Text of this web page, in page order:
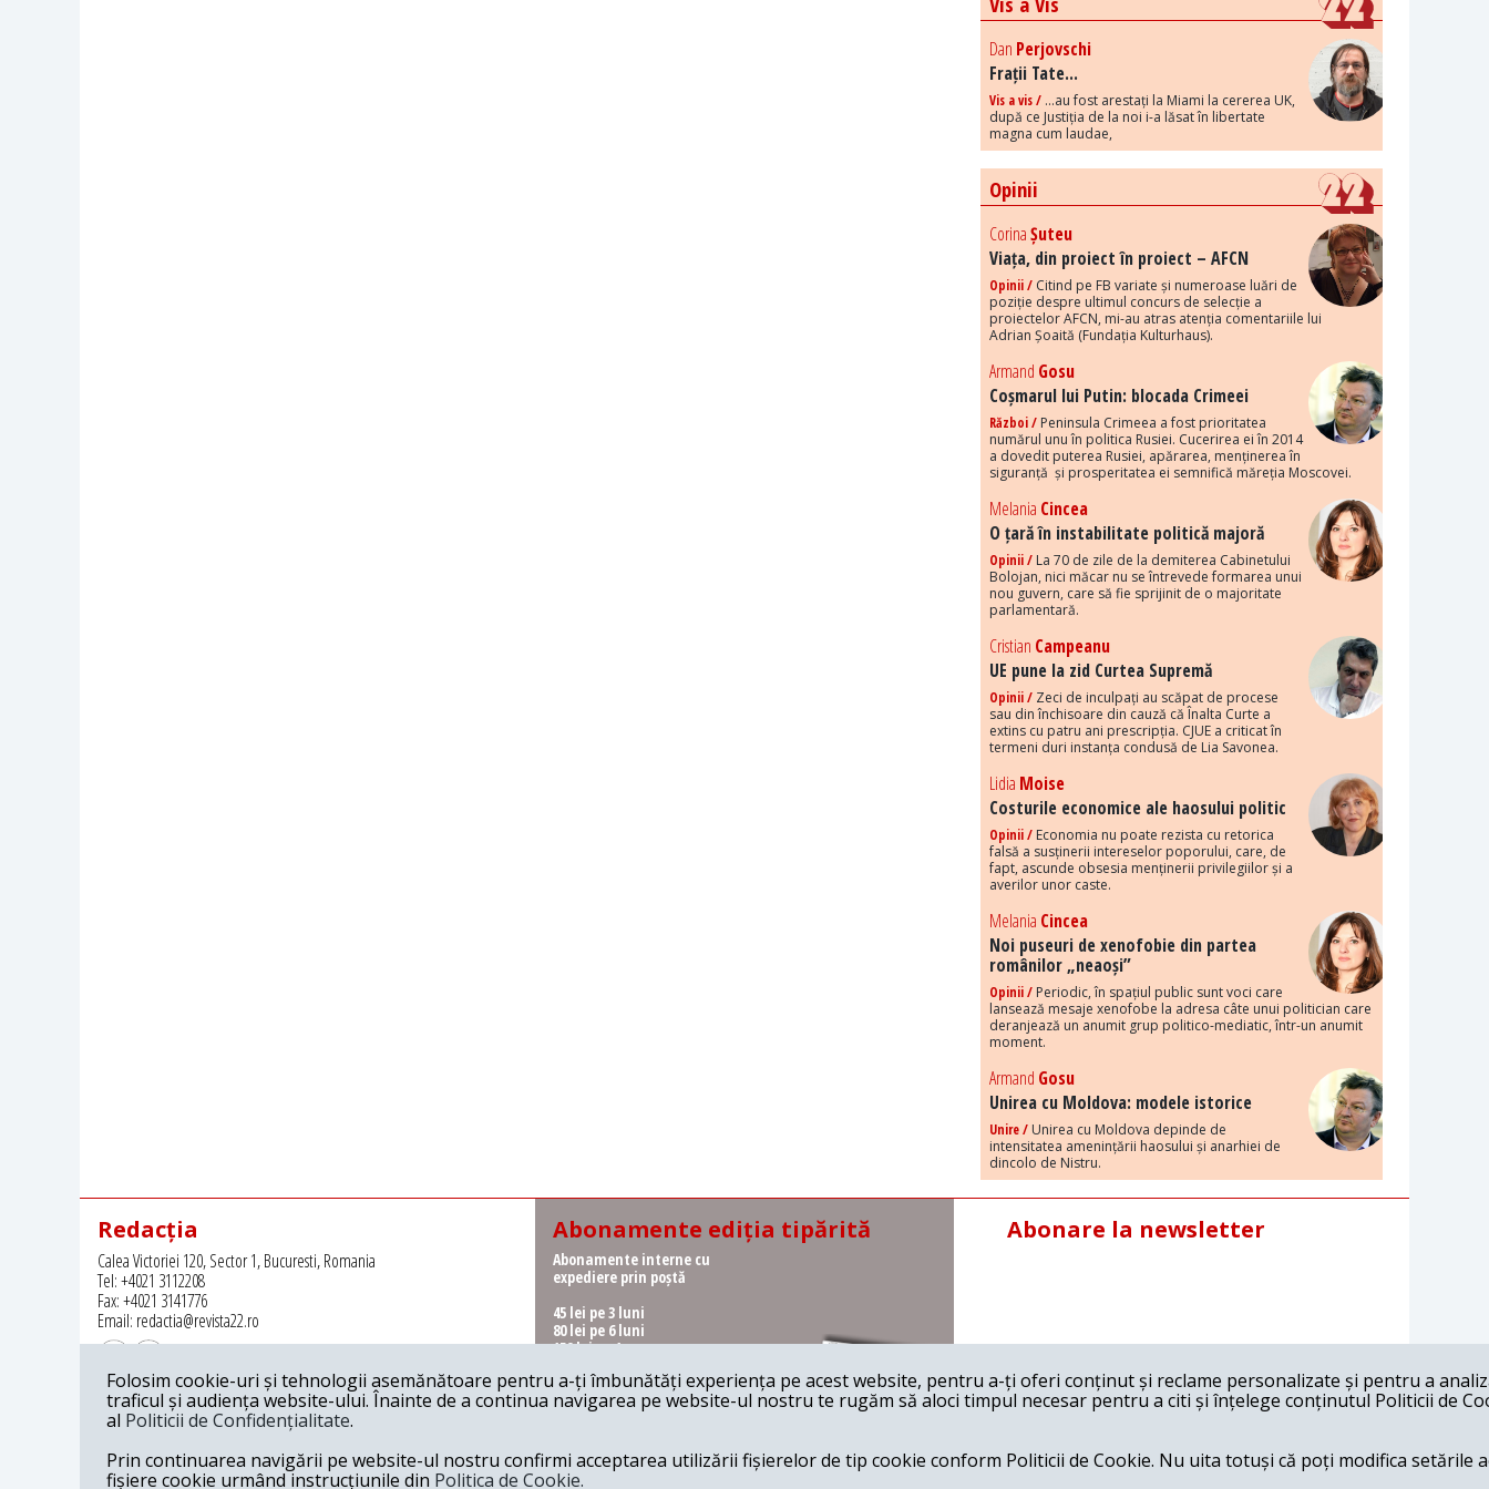
Dan Perjovschi
Frații Tate...
Vis a vis / ...au fost arestați la Miami la cererea UK,
după ce Justiția de la noi i-a lăsat în libertate
magna cum laudae,
Opinii
CorinaȘuteu
Viața, din proiect în proiect – AFCN
Opinii / Citind pe FB variate și numeroase luări de
poziție despre ultimul concurs de selecție a
proiectelor AFCN, mi-au atras atenția comentariile lui
Adrian Șoaită (Fundația Kulturhaus).
Armand Gosu
Coșmarul lui Putin: blocada Crimeei
Război / Peninsula Crimeea a fost prioritatea
numărul unu în politica Rusiei. Cucerirea ei în 2014
a dovedit puterea Rusiei, apărarea, menținerea în
siguranță și prosperitatea ei semnifică măreția Moscovei.
Melania Cincea
O țară în instabilitate politică majoră
Opinii / La 70 de zile de la demiterea Cabinetului
Bolojan, nici măcar nu se întrevede formarea unui
nou guvern, care să fie sprijinit de o majoritate
parlamentară.
Cristian Campeanu
UE pune la zid Curtea Supremă
Opinii / Zeci de inculpați au scăpat de procese
sau din închisoare din cauză că Înalta Curte a
extins cu patru ani prescripția. CJUE a criticat în
termeni duri instanța condusă de Lia Savonea.
Lidia Moise
Costurile economice ale haosului politic
Opinii / Economia nu poate rezista cu retorica
falsă a susținerii intereselor poporului, care, de
fapt, ascunde obsesia menținerii privilegiilor și a
averilor unor caste.
Melania Cincea
Noi puseuri de xenofobie din partea
românilor „neaoși”
Opinii / Periodic, în spațiul public sunt voci care
lansează mesaje xenofobe la adresa câte unui politician care
deranjează un anumit grup politico-mediatic, într-un anumit
moment.
Armand Gosu
Unirea cu Moldova: modele istorice
Unire / Unirea cu Moldova depinde de
intensitatea amenințării haosului și anarhiei de
dincolo de Nistru.
Redacția
Calea Victoriei 120, Sector 1, Bucuresti, Romania
Tel: +4021 3112208
Fax: +4021 3141776
Email: redactia@revista22.ro
Revista 22 este editata de
Abonamente ediția tipărită
Abonamente interne cu
expediere prin poștă
45 lei pe 3 luni
80 lei pe 6 luni
150 lei pe 1 an
Abonamente interne cu
ridicare de la redacție
62 lei pe 6 luni
115 lei pe 1 an
Abonare la newsletter
Folosim cookie-uri și tehnologii asemănătoare pentru a-ți îmbunătăți experiența pe acest website, pentru a-ți oferi conținut și reclame personalizate și pentru a
traficul și audiența website-ului. Înainte de a continua navigarea pe website-ul nostru te rugăm să aloci timpul necesar pentru a citi și înțelege conținutul Politicii de
al Politicii de Confidențialitate.
Prin continuarea navigării pe website-ul nostru confirmi acceptarea utilizării fișierelor de tip cookie conform Politicii de Cookie. Nu uita totuși că poți modifica setările
fișiere cookie urmând instrucțiunile din Politica de Cookie.